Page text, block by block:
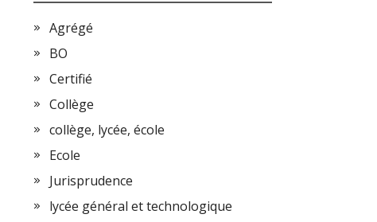
Agrégé
BO
Certifié
Collège
collège, lycée, école
Ecole
Jurisprudence
lycée général et technologique